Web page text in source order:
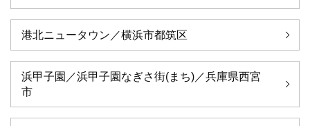
港北ニュータウン／横浜市都筑区
浜甲子園／浜甲子園なぎさ街(まち)／兵庫県西宮
市